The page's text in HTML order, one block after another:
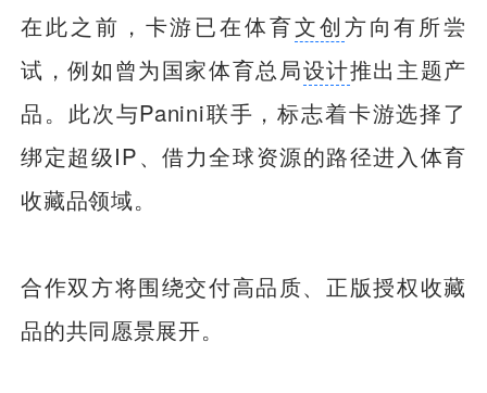
在此之前，卡游已在体育文创方向有所尝
试，例如曾为国家体育总局设计推出主题产
品。此次与Panini联手，标志着卡游选择了
绑定超级IP、借力全球资源的路径进入体育
收藏品领域。
合作双方将围绕交付高品质、正版授权收藏
品的共同愿景展开。